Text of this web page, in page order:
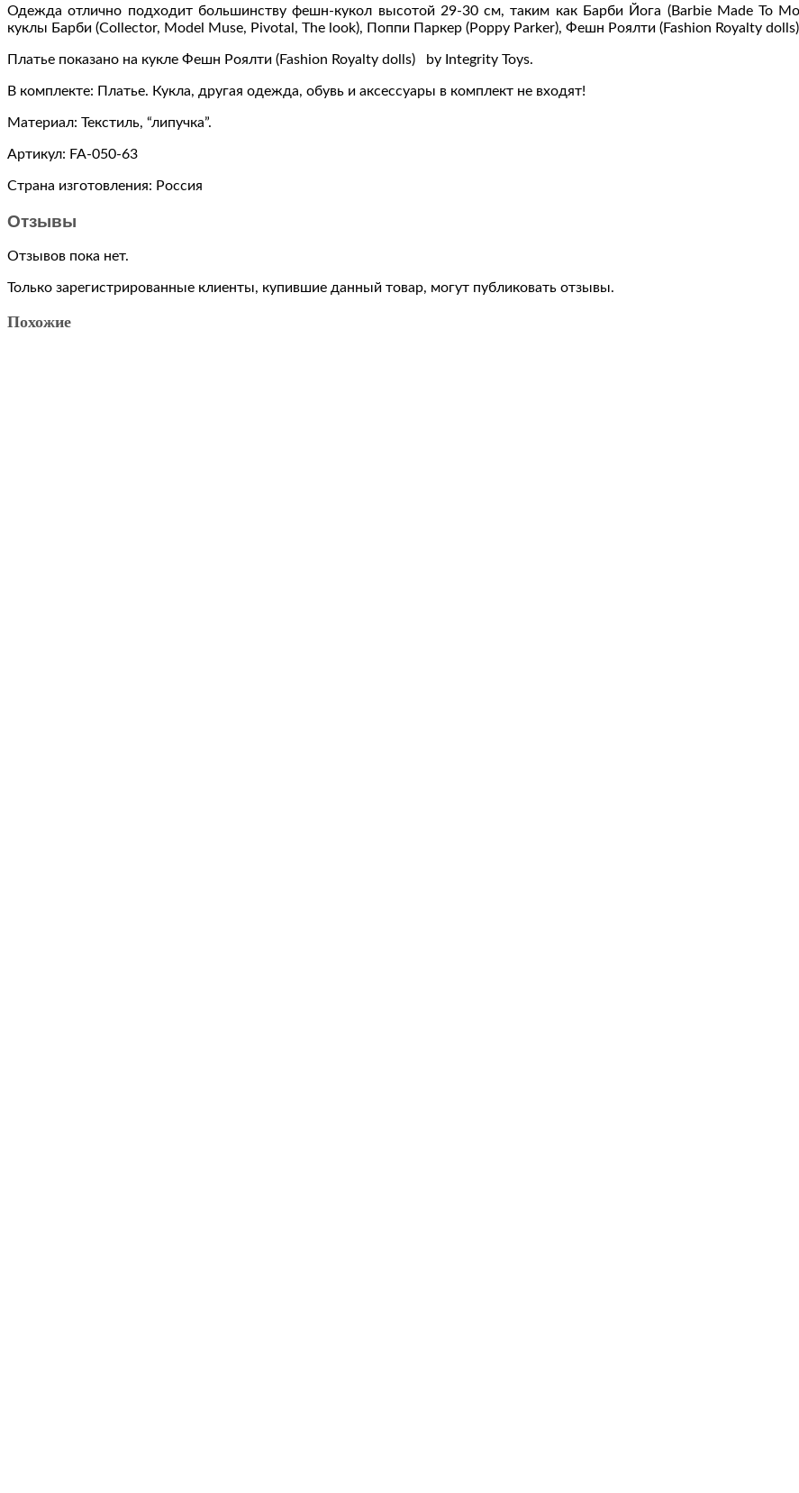
одежда
для
NuFace,
Parker,
Royalty
(FR2)
toys
Одежда отлично подходит большинству фешн-кукол высотой 29-30 см, таким как Барби Йога (Barbie Made To
куклы Барби (Collector, Model Muse, Pivotal, The look), Поппи Паркер (Poppy Parker), Фешн Роялти (Fashion Royalty
Платье показано на кукле Фешн Роялти (Fashion Royalty dolls) by Integrity Toys.
В комплекте: Платье. Кукла, другая одежда, обувь и аксессуары в комплект не входят!
Материал: Текстиль, “липучка”.
Артикул: FA-050-63
Страна изготовления: Россия
Отзывы
Отзывов пока нет.
Только зарегистрированные клиенты, купившие данный товар, могут публиковать отзывы.
Похожие